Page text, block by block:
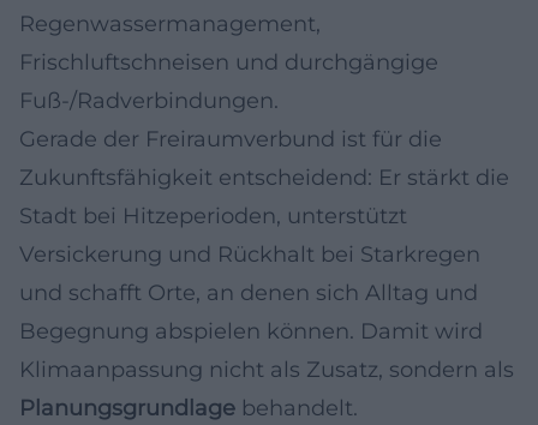
Regenwassermanagement,
Frischluftschneisen und durchgängige
Fuß-/Radverbindungen.
Gerade der Freiraumverbund ist für die
Zukunftsfähigkeit entscheidend: Er stärkt die
Stadt bei Hitzeperioden, unterstützt
Versickerung und Rückhalt bei Starkregen
und schafft Orte, an denen sich Alltag und
Begegnung abspielen können. Damit wird
Klimaanpassung nicht als Zusatz, sondern als
Planungsgrundlage behandelt.